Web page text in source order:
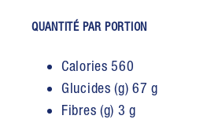
QUANTITÉ PAR PORTION
Calories 560
Glucides (g) 67 g
Fibres (g) 3 g